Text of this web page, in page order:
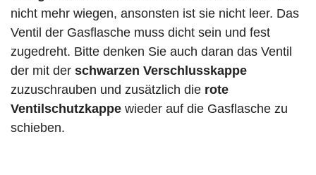
nicht mehr wiegen, ansonsten ist sie nicht leer. Das
Ventil der Gasflasche muss dicht sein und fest
zugedreht. Bitte denken Sie auch daran das Ventil
der mit der schwarzen Verschlusskappe
zuzuschrauben und zusätzlich die rote
Ventilschutzkappe wieder auf die Gasflasche zu
schieben.